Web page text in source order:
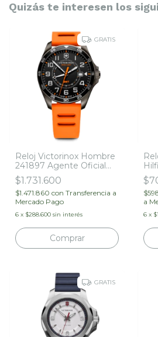
Quizás te interesen los
GRATIS
Reloj Victorinox Hombre
241897 Agente Oficial
Garantía 5 Años
$1.731.600
$1.471.860 con Transferencia a
Mercado Pago
6 x $288.600 sin interés
a
6 x
GRATIS